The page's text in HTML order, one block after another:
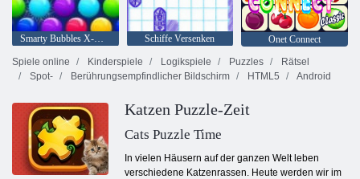
Schiffe Versenken
Onet Connect
Spiele online
Kinderspiele Logikspiele Puzzles
Rätsel
Spot-
Berührungsempfindlicher Bildschirm HTML5 Android
Katzen Puzzle-Zeit
Cats Puzzle Time
In vielen Häusern auf der ganzen Welt leben
verschiedene Katzenrassen. Heute werden wir im